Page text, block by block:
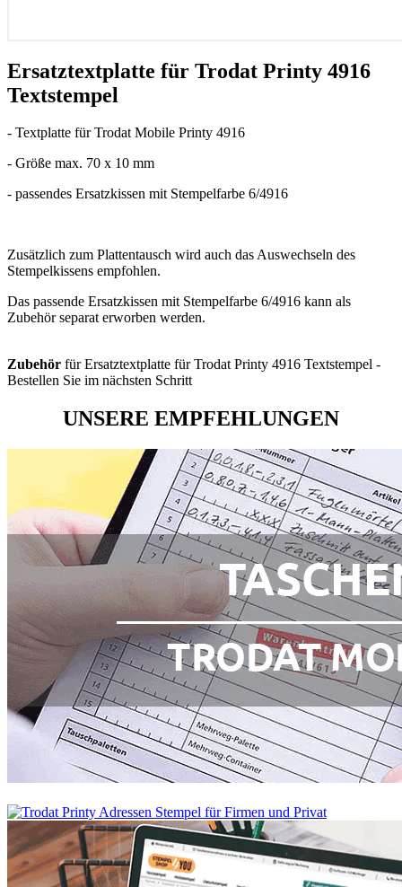
Ersatztextplatte für Trodat Printy 4916
Textstempel
- Textplatte für Trodat Mobile Printy 4916
- Größe max. 70 x 10 mm
- passendes Ersatzkissen mit Stempelfarbe 6/4916
Zusätzlich zum Plattentausch wird auch das Auswechseln des
Stempelkissens empfohlen.
Das passende Ersatzkissen mit Stempelfarbe 6/4916 kann als
Zubehör separat erworben werden.
Zubehör für Ersatztextplatte für Trodat Printy 4916 Textstempel -
Bestellen Sie im nächsten Schritt
UNSERE EMPFEHLUNGEN